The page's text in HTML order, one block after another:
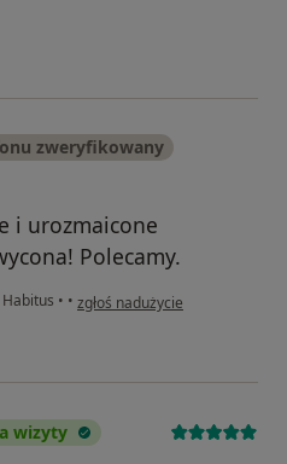
zweryfikowany
i urozmaicone
Polecamy.
• • w opinii użytkownika Klaudia
zgłoś nadużycie
wizyty